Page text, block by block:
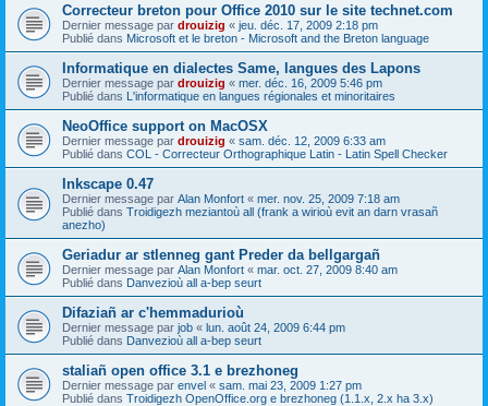
Correcteur breton pour Office 2010 sur le site technet.com
Dernier message par drouizig « jeu. déc. 17, 2009 2:18 pm
Publié dans Microsoft et le breton - Microsoft and the Breton language
Informatique en dialectes Same, langues des Lapons
Dernier message par drouizig « mer. déc. 16, 2009 5:46 pm
Publié dans L'informatique en langues régionales et minoritaires
NeoOffice support on MacOSX
Dernier message par drouizig « sam. déc. 12, 2009 6:33 am
Publié dans COL - Correcteur Orthographique Latin - Latin Spell Checker
Inkscape 0.47
Dernier message par Alan Monfort « mer. nov. 25, 2009 7:18 am
Publié dans Troidigezh meziantoù all (frank a wirioù evit an darn vrasañ
anezho)
Geriadur ar stlenneg gant Preder da bellgargañ
Dernier message par Alan Monfort « mar. oct. 27, 2009 8:40 am
Publié dans Danvezioù all a-bep seurt
Difaziañ ar c'hemmadurioù
Dernier message par job « lun. août 24, 2009 6:44 pm
Publié dans Danvezioù all a-bep seurt
staliañ open office 3.1 e brezhoneg
Dernier message par envel « sam. mai 23, 2009 1:27 pm
Publié dans Troidigezh OpenOffice.org e brezhoneg (1.1.x, 2.x ha 3.x)